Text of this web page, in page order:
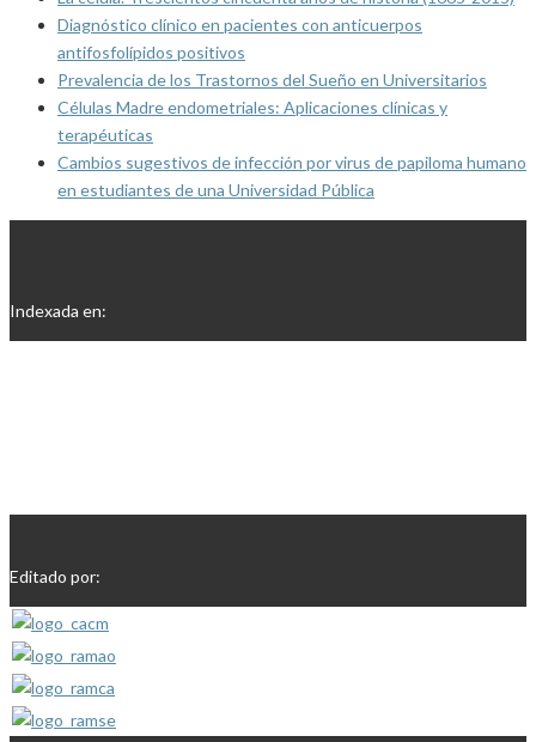
Diagnóstico clínico en pacientes con anticuerpos
antifosfolípidos positivos
Prevalencia de los Trastornos del Sueño en Universitarios
Células Madre endometriales: Aplicaciones clínicas y
terapéuticas
Cambios sugestivos de infección por virus de papiloma humano
en estudiantes de una Universidad Pública
Indexada en:
Editado por: